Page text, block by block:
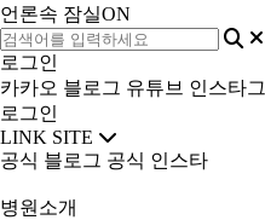
언론속 잠실ON
로그인
카카오 블로그 유튜브 인스타
로그인
LINK SITE
공식 블로그 공식 인스타
병원소개